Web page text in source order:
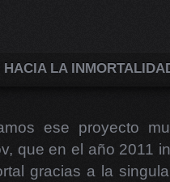
HACIA LA
ese proyecto
que en el año 2011
gracias a la